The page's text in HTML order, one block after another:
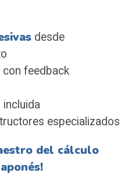
desde
con feedback
incluida
especializados
del cálculo